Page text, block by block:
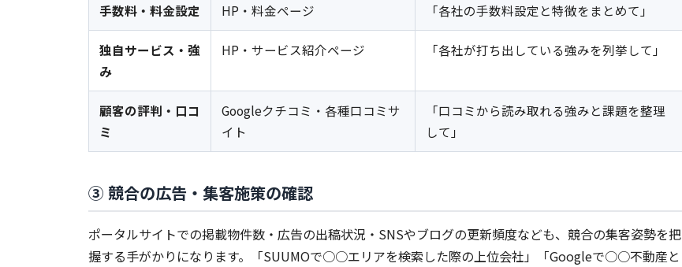
手数料・料金設定 HP・料金ページ 「各社の手数料設定と特徴をまとめて」
独自サービス・強
み
HP・サービス紹介ページ 「各社が打ち出している強みを列挙して」
顧客の評判・口コ
ミ
Googleクチコミ・各種口コミサ
イト
「口コミから読み取れる強みと課題を整理
して」
③ 競合の広告・集客施策の確認
ポータルサイトでの掲載物件数・広告の出稿状況・SNSやブログの更新頻度なども、競合の集客姿勢を把
握する手がかりになります。「SUUMOで○○エリアを検索した際の上位会社」「Googleで○○不動産と